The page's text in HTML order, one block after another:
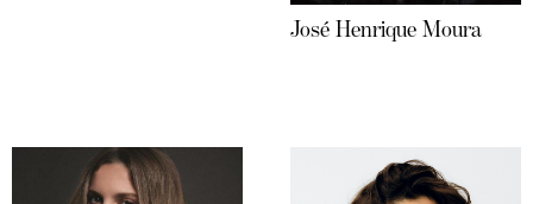
José Henrique Moura